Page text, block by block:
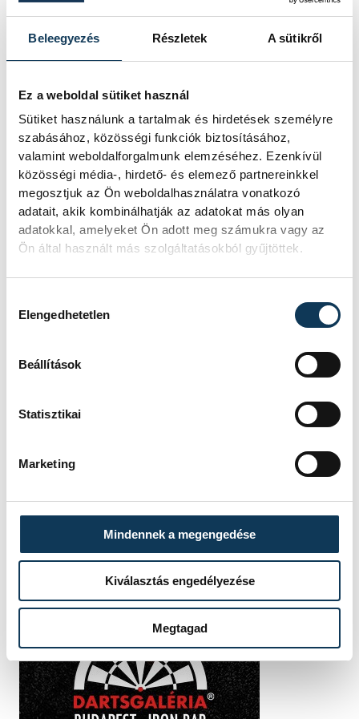
Beleegyezés Részletek A sütikről
Ez a weboldal sütiket használ
Sütiket használunk a tartalmak és hirdetések személyre
szabásához, közösségi funkciók biztosításához,
valamint weboldalforgalmunk elemzéséhez. Ezenkívül
közösségi média-, hirdető- és elemező partnereinkkel
megosztjuk az Ön weboldalhasználatra vonatkozó
adatait, akik kombinálhatják az adatokat más olyan
adatokkal, amelyeket Ön adott meg számukra vagy az
Ön által használt más szolgáltatásokból gyűjtöttek.
Elengedhetetlen
Beállítások
Statisztikai
Marketing
Mindennek a megengedése
Kiválasztás engedélyezése
Megtagad
vehir.hu